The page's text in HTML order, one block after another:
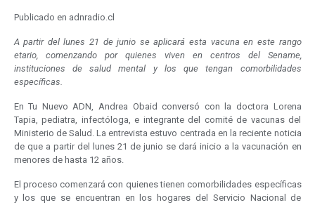
Publicado en adnradio.cl
A partir del lunes 21 de junio se aplicará esta vacuna en este rango
etario, comenzando por quienes viven en centros del Sename,
instituciones de salud mental y los que tengan comorbilidades
específicas.
En Tu Nuevo ADN, Andrea Obaid conversó con la doctora Lorena
Tapia, pediatra, infectóloga, e integrante del comité de vacunas del
Ministerio de Salud. La entrevista estuvo centrada en la reciente noticia
de que a partir del lunes 21 de junio se dará inicio a la vacunación en
menores de hasta 12 años.
El proceso comenzará con quienes tienen comorbilidades específicas
y los que se encuentran en los hogares del Servicio Nacional de